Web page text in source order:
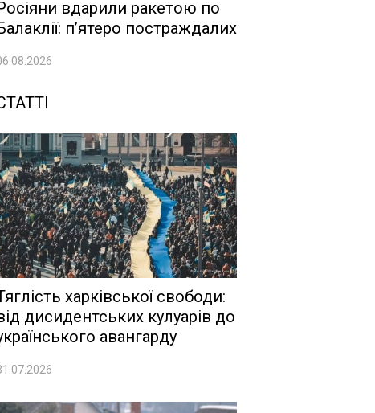
вдарили ракетою по
п’ятеро постраждалих
харківської свободи:
дисидентських кулуарів до
авангарду